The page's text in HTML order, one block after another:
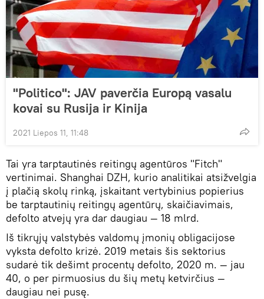
"Politico": JAV paverčia Europą vasalu
kovai su Rusija ir Kinija
2021 Liepos 11, 11:48
Tai yra tarptautinės reitingų agentūros "Fitch"
vertinimai. Shanghai DZH, kurio analitikai atsižvelgia
į plačią skolų rinką, įskaitant vertybinius popierius
be tarptautinių reitingų agentūrų, skaičiavimais,
defolto atvejų yra dar daugiau — 18 mlrd.
Iš tikrųjų valstybės valdomų įmonių obligacijose
vyksta defolto krizė. 2019 metais šis sektorius
sudarė tik dešimt procentų defolto, 2020 m. — jau
40, o per pirmuosius du šių metų ketvirčius —
daugiau nei pusę.